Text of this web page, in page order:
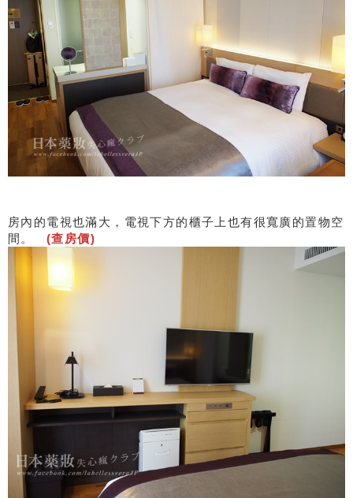
房內的電視也滿大，電視下方的櫃子上也有很寬廣的置物空
間。 (查房價)